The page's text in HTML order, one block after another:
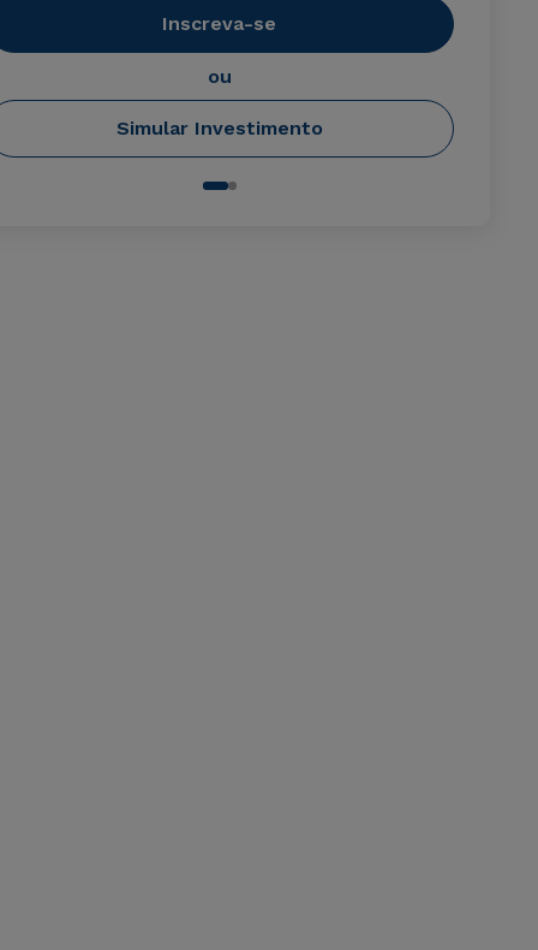
Inscreva-se
ou
Simular Investimento